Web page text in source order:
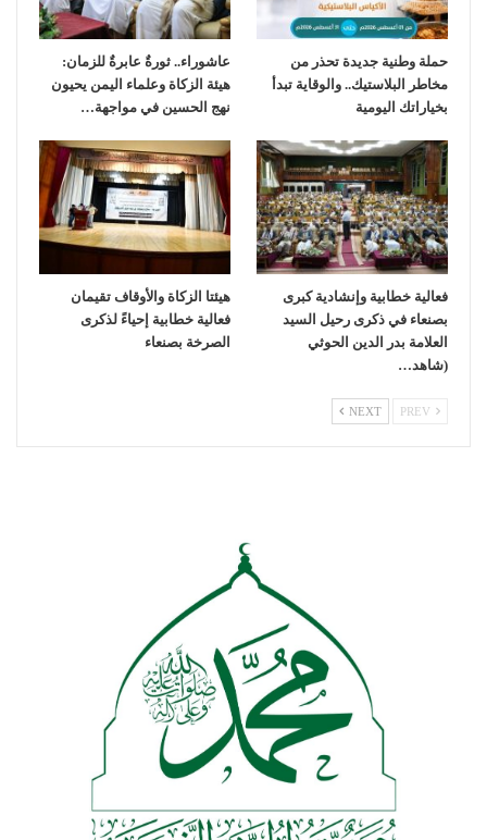
حملة وطنية جديدة تحذر من
مخاطر البلاستيك.. والوقاية تبدأ
بخياراتك اليومية
عاشوراء.. ثورةٌ عابرةٌ للزمان:
هيئة الزكاة وعلماء اليمن يحيون
نهج الحسين في مواجهة…
فعالية خطابية وإنشادية كبرى
بصنعاء في ذكرى رحيل السيد
العلامة بدر الدين الحوثي
(شاهد…
هيئتا الزكاة والأوقاف تقيمان
فعالية خطابية إحياءً لذكرى
الصرخة بصنعاء
NEXT